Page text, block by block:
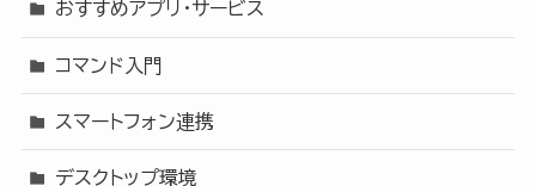
おすすめアプリ・サービス
コマンド入門
スマートフォン連携
デスクトップ環境